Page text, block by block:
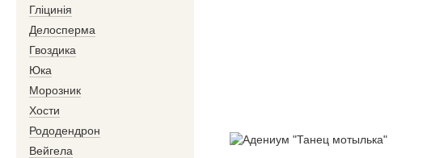
Гліцинія
Делосперма
Гвоздика
Юка
Морозник
Хости
Рододендрон
Вейгела